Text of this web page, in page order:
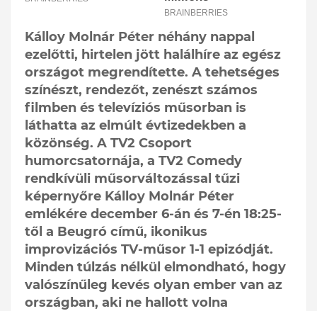
Kálloy Molnár Péter néhány nappal
ezelőtti, hirtelen jött halálhíre az egész
országot megrendítette. A tehetséges
színészt, rendezőt, zenészt számos
filmben és televíziós műsorban is
láthatta az elmúlt évtizedekben a
közönség. A TV2 Csoport
humorcsatornája, a TV2 Comedy
rendkívüli műsorváltozással tűzi
képernyőre Kálloy Molnár Péter
emlékére december 6-án és 7-én 18:25-
től a Beugró című, ikonikus
improvizációs TV-műsor 1-1 epizódját.
Minden túlzás nélkül elmondható, hogy
valószínűleg kevés olyan ember van az
országban, aki ne hallott volna